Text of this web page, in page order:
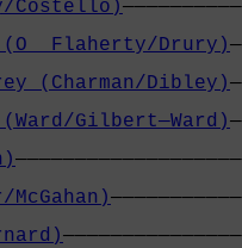
Costello)
Flaherty/Drury)
(Charman/Dibley)
Gilbert—Ward)